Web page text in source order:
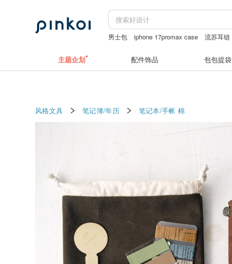
男士包 iphone 17promax case 流苏耳链
主题企划 配件饰品 包包提袋
风格文具 笔记簿/年历 笔记本/手帐 棉